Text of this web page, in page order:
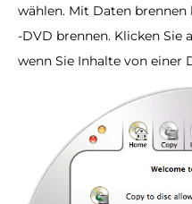
wählen. Mit Daten brennen
-DVD brennen. Klicken Sie
wenn Sie Inhalte von einer